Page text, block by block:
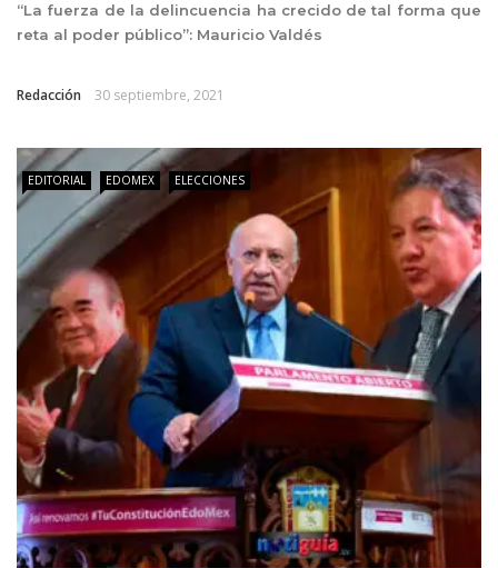
“La fuerza de la delincuencia ha crecido de tal forma que
reta al poder público”: Mauricio Valdés
Redacción 30 septiembre, 2021
EDITORIAL EDOMEX ELECCIONES